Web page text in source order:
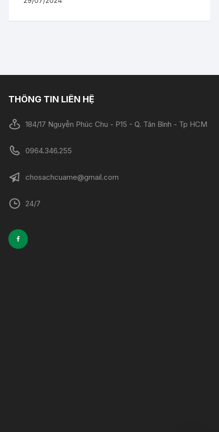
THÔNG TIN LIÊN HỆ
184/17 Nguyễn Phúc Chu - P15 - Q. Tân Bình - Tp HCM
0964.346.255
chosachcuame@gmail.com
24/7